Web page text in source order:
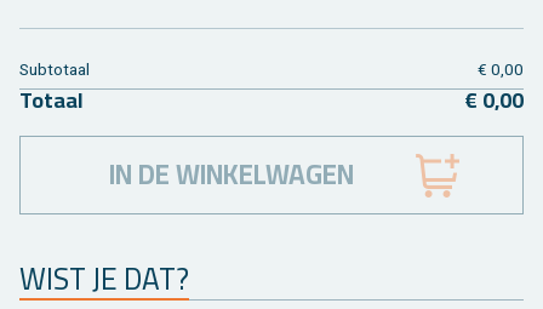
WIST JE DAT?
Sub­to­taal € 0,00
To­taal € 0,00
IN DE WINKELWAGEN